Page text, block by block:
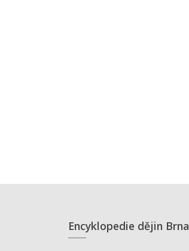
Encyklopedie dějin Brna